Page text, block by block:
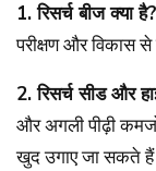
1. रिसर्च बीज क्या है?
परीक्षण और विकास
2. रिसर्च सीड और
और अगली पीढ़ी
खुद उगाए जा सकते